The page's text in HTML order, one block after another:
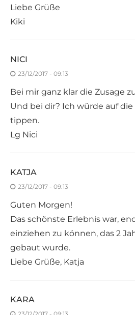
Liebe Grüße
Kiki
NICI
23/12/2017 - 09:13
Bei mir ganz klar die Zusage
Und bei dir? Ich würde auf die
tippen.
Lg Nici
KATJA
23/12/2017 - 09:13
Guten Morgen!
Das schönste Erlebnis war,
einziehen zu können, das 2
gebaut wurde.
Liebe Grüße, Katja
KARA